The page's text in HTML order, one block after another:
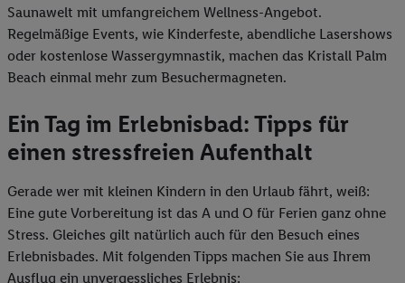
Saunawelt mit umfangreichem Wellness-Angebot.
Regelmäßige Events, wie Kinderfeste, abendliche Lasershows
oder kostenlose Wassergymnastik, machen das Kristall Palm
Beach einmal mehr zum Besuchermagneten.
Ein Tag im Erlebnisbad: Tipps für
einen stressfreien Aufenthalt
Gerade wer mit kleinen Kindern in den Urlaub fährt, weiß:
Eine gute Vorbereitung ist das A und O für Ferien ganz ohne
Stress. Gleiches gilt natürlich auch für den Besuch eines
Erlebnisbades. Mit folgenden Tipps machen Sie aus Ihrem
Ausflug ein unvergessliches Erlebnis: